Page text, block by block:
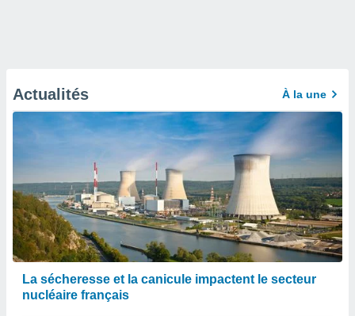
Actualités À la une
La sécheresse et la canicule impactent le secteur
nucléaire français